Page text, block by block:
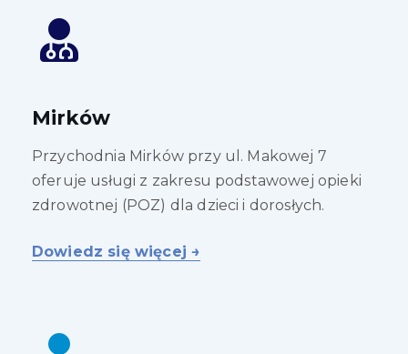
Mirków
Przychodnia Mirków przy ul. Makowej 7
oferuje usługi z zakresu podstawowej opieki
zdrowotnej (POZ) dla dzieci i dorosłych.
Dowiedz się więcej →